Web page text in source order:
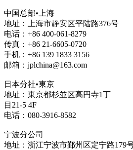
中国总部•上海
地址：上海市静安区平陆路376号
电话：+86 400-061-8279
传真：+86 21-6605-0720
手机：+86 139 1833 3156
邮箱：jplchina@163.com
日本分社•東京
地址：東京都杉並区高円寺1丁
目21-5 4F
电话：080-3916-8582
宁波分公司
地址：浙江宁波市鄞州区定宁路179